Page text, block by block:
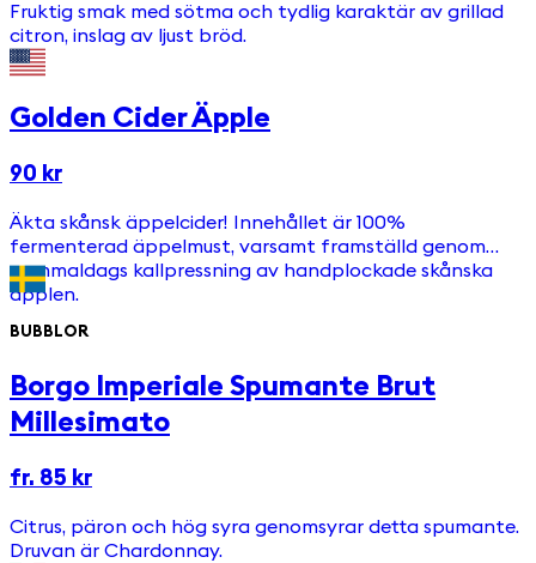
Fruktig smak med sötma och tydlig karaktär av grillad
citron, inslag av ljust bröd.
Golden Cider Äpple
90 kr
Äkta skånsk äppelcider! Innehållet är 100%
fermenterad äppelmust, varsamt framställd genom
gammaldags kallpressning av handplockade skånska
äpplen.
BUBBLOR
Borgo Imperiale Spumante Brut
Millesimato
fr. 85 kr
Citrus, päron och hög syra genomsyrar detta spumante.
Druvan är Chardonnay.